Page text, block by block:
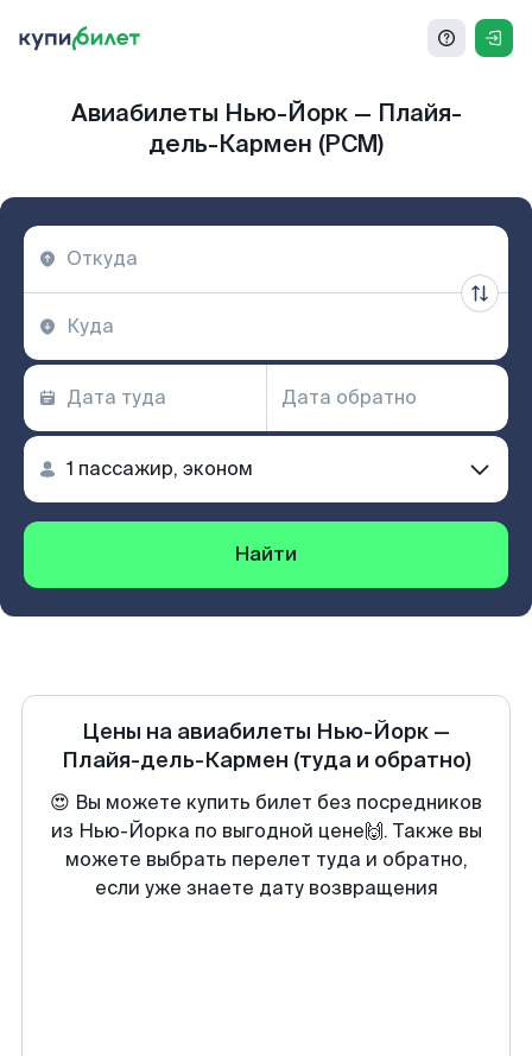
Авиабилеты Нью-Йорк — Плайя-
дель-Кармен (PCM)
Найти
Цены на авиабилеты Нью-Йорк —
Плайя-дель-Кармен (туда и обратно)
😍 Вы можете купить билет без посредников
из Нью-Йорка по выгодной цене🙌. Также вы
можете выбрать перелет туда и обратно,
если уже знаете дату возвращения